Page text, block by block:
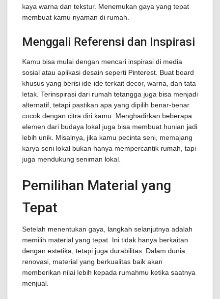
kaya warna dan tekstur. Menemukan gaya yang tepat
membuat kamu nyaman di rumah.
Menggali Referensi dan Inspirasi
Kamu bisa mulai dengan mencari inspirasi di media
sosial atau aplikasi desain seperti Pinterest. Buat board
khusus yang berisi ide-ide terkait decor, warna, dan tata
letak. Terinspirasi dari rumah tetangga juga bisa menjadi
alternatif, tetapi pastikan apa yang dipilih benar-benar
cocok dengan citra diri kamu. Menghadirkan beberapa
elemen dari budaya lokal juga bisa membuat hunian jadi
lebih unik. Misalnya, jika kamu pecinta seni, memajang
karya seni lokal bukan hanya mempercantik rumah, tapi
juga mendukung seniman lokal.
Pemilihan Material yang
Tepat
Setelah menentukan gaya, langkah selanjutnya adalah
memilih material yang tepat. Ini tidak hanya berkaitan
dengan estetika, tetapi juga durabilitas. Dalam dunia
renovasi, material yang berkualitas baik akan
memberikan nilai lebih kepada rumahmu ketika saatnya
menjual.